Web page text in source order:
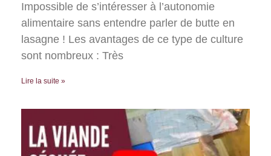
Impossible de s’intéresser à l’autonomie
alimentaire sans entendre parler de butte en
lasagne ! Les avantages de ce type de culture
sont nombreux : Très
Lire la suite »